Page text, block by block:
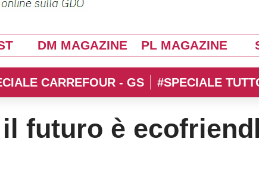
DM MAGAZINE PL MAGAZINE
CARREFOUR - GS #SPECIALE
futuro è